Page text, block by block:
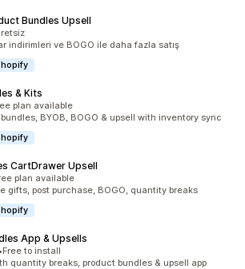
Bundles Upsell
indirimleri ve BOGO ile daha fazla satış
& Kits
plan available
BYOB, BOGO & upsell with inventory sync
CartDrawer Upsell
plan available
gifts, post purchase, BOGO, quantity breaks
App & Upsells
•Free to install
quantity breaks, product bundles & upsell app